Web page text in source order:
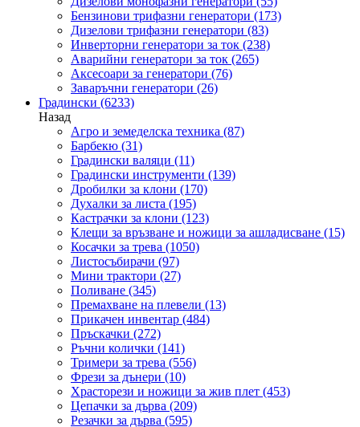
Бензинови трифазни генератори (173)
Дизелови трифазни генератори (83)
Инверторни генератори за ток (238)
Аварийни генератори за ток (265)
Аксесоари за генератори (76)
Заваръчни генератори (26)
Градински (6233)
Назад
Агро и земеделска техника (87)
Барбекю (31)
Градински валяци (11)
Градински инструменти (139)
Дробилки за клони (170)
Духалки за листа (195)
Кастрачки за клони (123)
Клещи за връзване и ножици за ашладисване (15)
Косачки за трева (1050)
Листосъбирачи (97)
Мини трактори (27)
Поливане (345)
Премахване на плевели (13)
Прикачен инвентар (484)
Пръскачки (272)
Ръчни колички (141)
Тримери за трева (556)
Фрези за дънери (10)
Храсторези и ножици за жив плет (453)
Цепачки за дърва (209)
Резачки за дърва (595)